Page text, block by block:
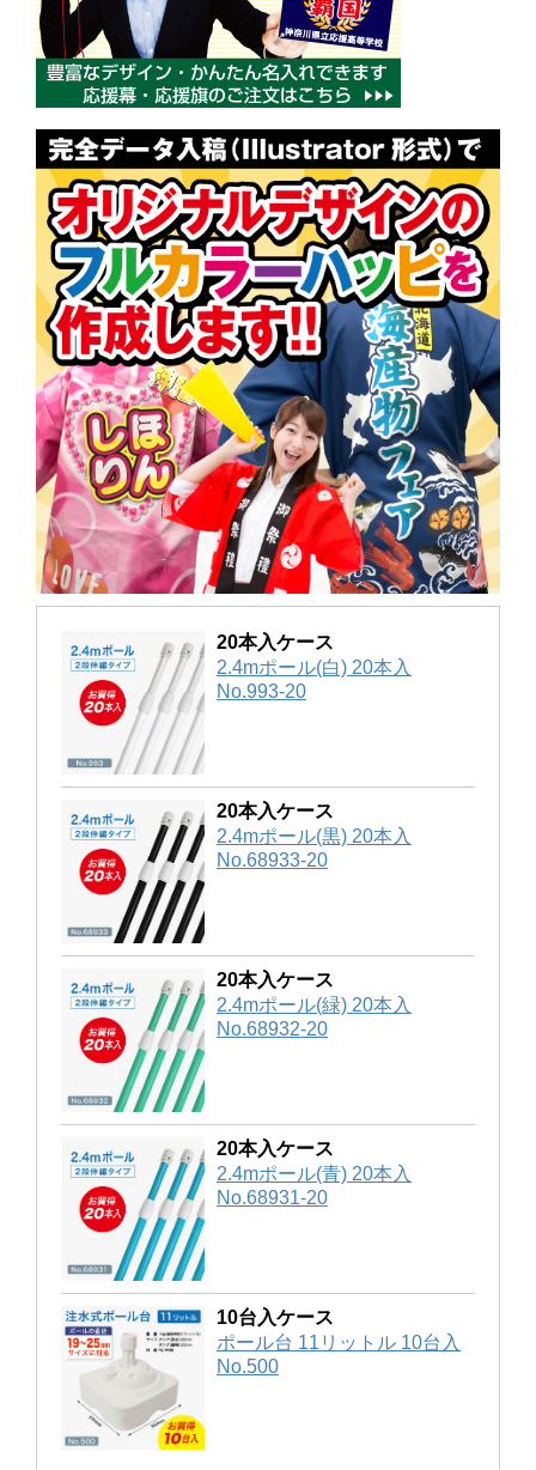
20本入ケース
2.4mポール(白) 20本入
No.993-20
20本入ケース
2.4mポール(黒) 20本入
No.68933-20
20本入ケース
2.4mポール(緑) 20本入
No.68932-20
20本入ケース
2.4mポール(青) 20本入
No.68931-20
10台入ケース
ポール台 11リットル 10台入
No.500